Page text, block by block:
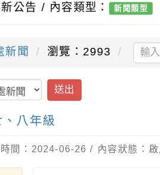
公告 / 內容類型： 新聞類型
新聞 瀏覽：2993
送出
八年級
間：2024-06-26 / 內容狀態：啟